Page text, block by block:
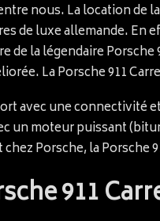
nous. La location de
de luxe allemande. En
de la légendaire
La Porsche 911
avec une
un moteur puissant
Porsche, la Porsche
911